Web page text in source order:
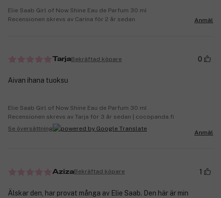
Elie Saab Girl of Now Shine Eau de Parfum 30 ml
Recensionen skrevs av Carina för 2 år sedan
Anmäl
TarjaBekräftad köpare 0
Aivan ihana tuoksu
Elie Saab Girl of Now Shine Eau de Parfum 30 ml
Recensionen skrevs av Tarja för 3 år sedan | cocopanda.fi
Se översättning
Anmäl
AzizaBekräftad köpare 1
Älskar den, har provat många av Elie Saab. Den här är min